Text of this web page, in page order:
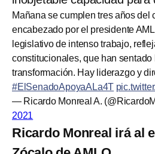
Mañana se cumplen tres años del
encabezado por el presidente
legislativo de intenso trabajo,
constitucionales, que han sentado
transformación. Hay liderazgo y
#ElSenadoApoyaALa4T
— Ricardo Monreal A.
2021
Ricardo Monreal irá al